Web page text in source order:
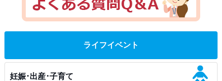
ライフイベント
妊娠･出産･子育て